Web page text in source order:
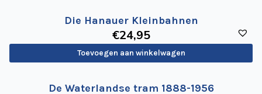
Die Hanauer Kleinbahnen
€24,95
Toevoegen aan winkelwagen
De Waterlandse tram 1888-1956